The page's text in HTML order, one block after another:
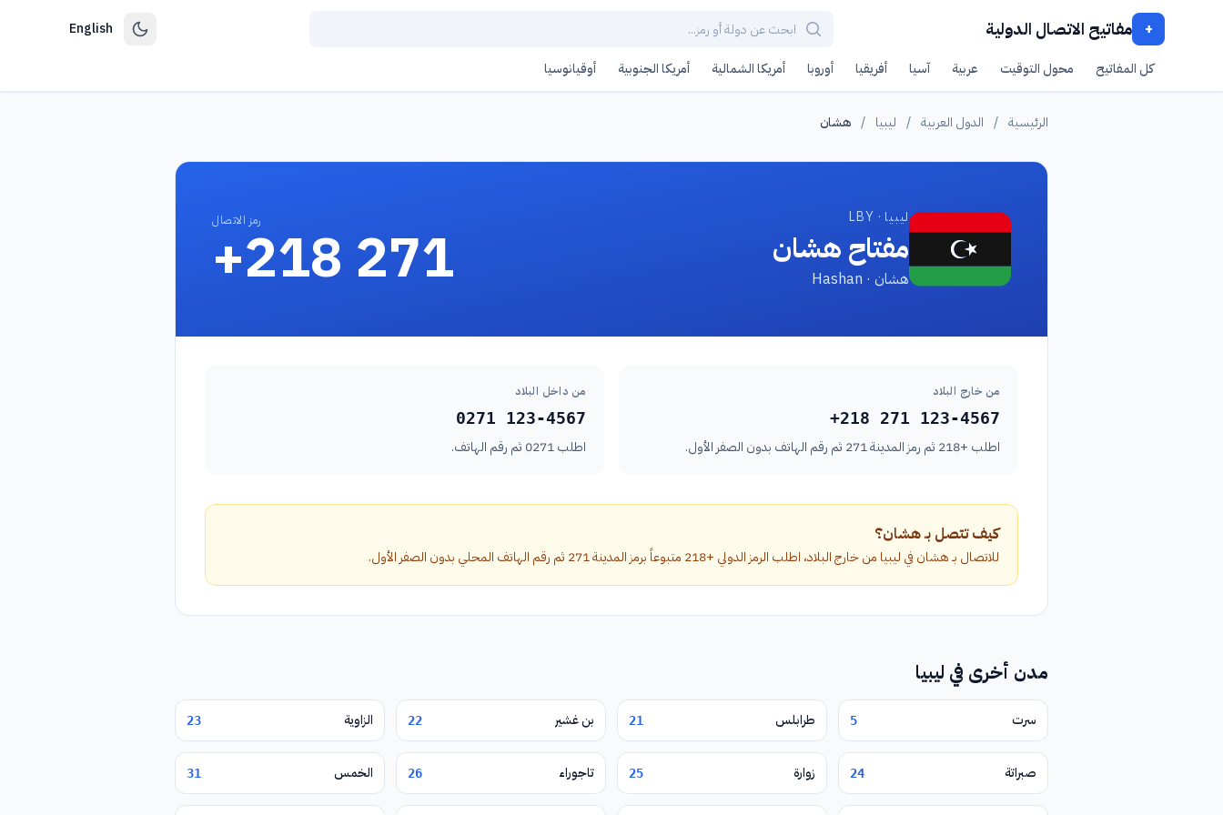
+ مفاتيح الاتصال الدولية English
كل المفاتيح محول التوقيت عربية آسيا أفريقيا أوروبا أمريكا الشمالية أمريكا الجنوبية أوقيانوسيا
الرئيسية / الدول العربية / ليبيا / هشان
ليبيا · LBY
مفتاح هشان
هشان · Hashan
رمز الاتصال
+218 271
من خارج البلاد
+218 271 123-4567
اطلب +218 ثم رمز المدينة 271 ثم رقم الهاتف بدون الصفر الأول.
من داخل البلاد
0271 123-4567
اطلب 0271 ثم رقم الهاتف.
كيف تتصل بـ هشان؟
للاتصال بـ هشان في ليبيا من خارج البلاد، اطلب الرمز الدولي +218 متبوعاً برمز المدينة 271 ثم رقم الهاتف المحلي بدون الصفر الأول.
مدن أخرى في ليبيا
سرت 5 طرابلس 21 بن غشير 22 الزاوية 23
صبراتة 24 زوارة 25 تاجوراء 26 الخمس 31